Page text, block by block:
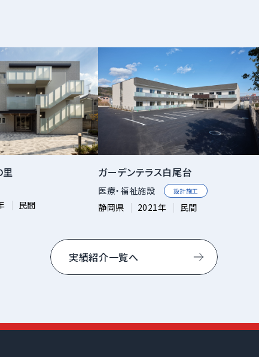
里
民間
ガーデンテラス白尾台
医療・福祉施設 設計施工
静岡県 2021年 民間
実績紹介一覧へ